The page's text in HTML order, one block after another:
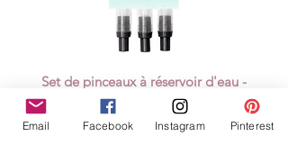
Set de pinceaux à réservoir d'eau -
Studio Light
Price
€12.50
Email Facebook Instagram Pinterest